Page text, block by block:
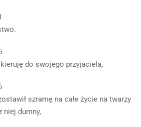
do swojego przyjaciela,
szramę na całe życie na twarzy
niej dumny,